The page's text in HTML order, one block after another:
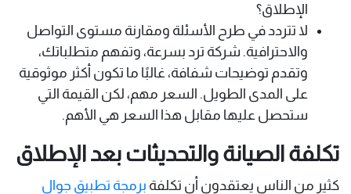
الإطلاق؟
لا تتردد في طرح الأسئلة ومقارنة مستوى التواصل
والاحترافية. شركة ترد بسرعة، وتفهم متطلباتك،
وتقدم توضيحات شفافة، غالبًا ما تكون أكثر موثوقية
على المدى الطويل. السعر مهم، لكن القيمة التي
ستحصل عليها مقابل هذا السعر هي الأهم.
تكلفة الصيانة والتحديثات بعد الإطلاق
كثير من الناس يعتقدون أن تكلفة برمجة تطبيق جوال